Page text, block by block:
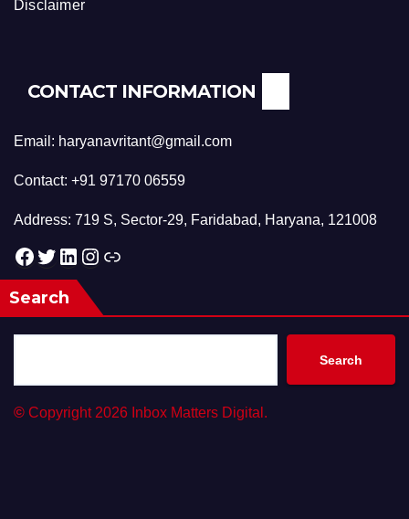
Disclaimer
CONTACT INFORMATION
Email: haryanavritant@gmail.com
Contact: +91 97170 06559
Address: 719 S, Sector-29, Faridabad, Haryana, 121008
Facebook Twitter LinkedIn Instagram Link
Search
Search
© Copyright 2026 Inbox Matters Digital.